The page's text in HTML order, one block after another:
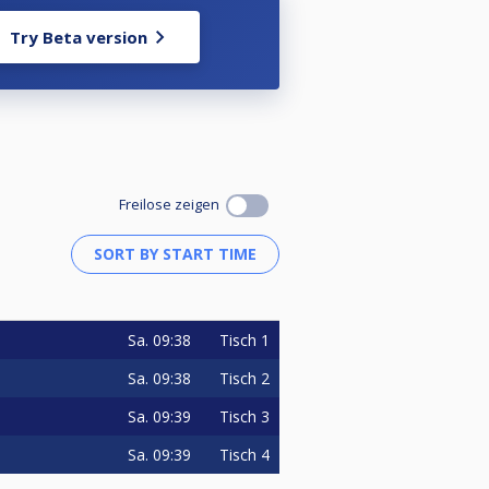
fe, no se usa el reloj, los
Try Beta version
Freilose zeigen
Sa. 09:38 Tisch 1
Sa. 09:38 Tisch 2
Sa. 09:39 Tisch 3
Sa. 09:39 Tisch 4